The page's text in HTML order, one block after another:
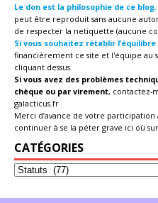
Le don est la philosophie de ce blog.
peut être reproduit sans aucune
de respecter la netiquette (aucune
Si vous souhaitez rétablir
financièrement ce site et l'équipe au
cliquant dessus.
Si vous avez des problèmes
chèque ou par virement, contactez-
galacticus.fr
Merci d’avance de votre
continuer à se la péter grave ici où
CATÉGORIES